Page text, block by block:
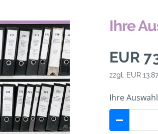
Ihre
EUR
zzgl. EUR
Ihre